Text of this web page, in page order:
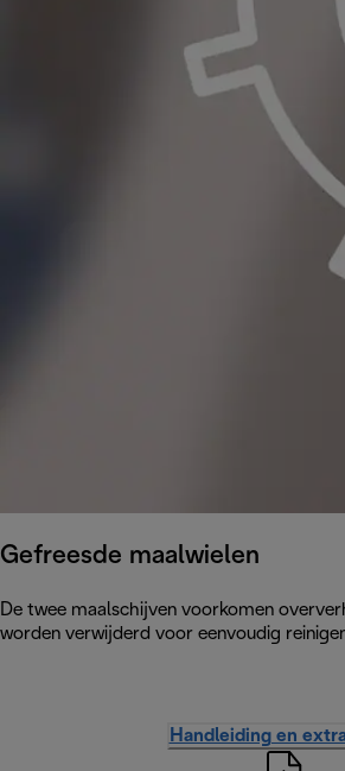
Gefreesde maalwielen
De twee maalschijven voorkomen
worden verwijderd voor eenvoudig
Handleiding en